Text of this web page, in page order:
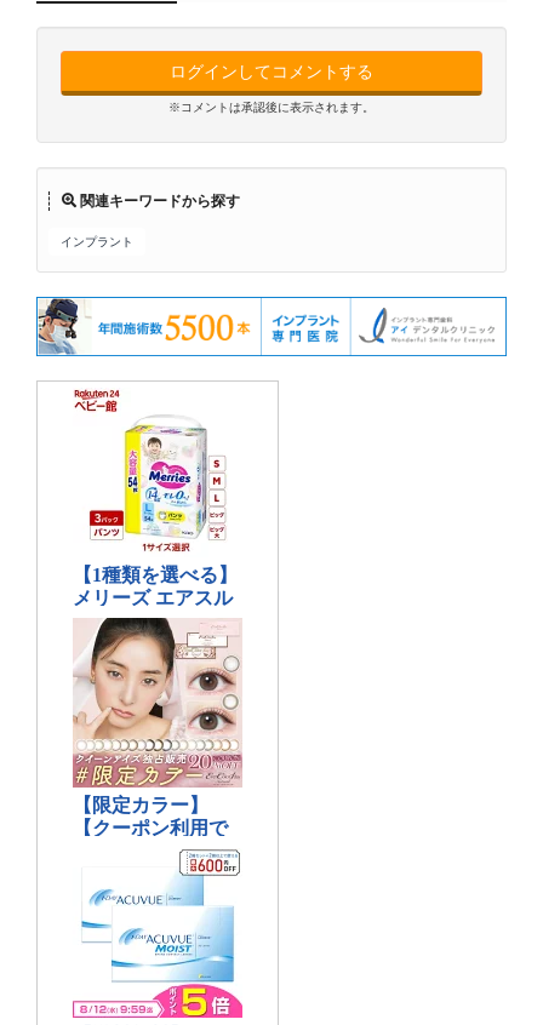
ログインしてコメントする
※コメントは承認後に表示されます。
関連キーワードから探す
インプラント